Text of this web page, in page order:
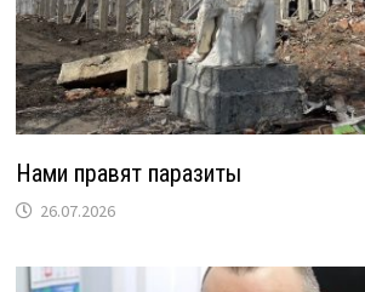
Нами правят паразиты
26.07.2026